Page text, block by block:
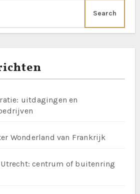
Search
uitdagingen en
Wonderland van Frankrijk
centrum of buitenring